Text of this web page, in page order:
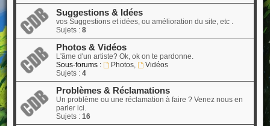
Suggestions & Idées
vos Suggestions et idées, ou amélioration du site, etc .
Sujets : 8
Photos & Vidéos
L'âme d'un artiste? Ok, ok on te pardonne.
Sous-forums :
Photos,
Vidéos
Sujets : 4
Problèmes & Réclamations
Un problème ou une réclamation à faire ? Venez nous en
parler ici.
Sujets : 16